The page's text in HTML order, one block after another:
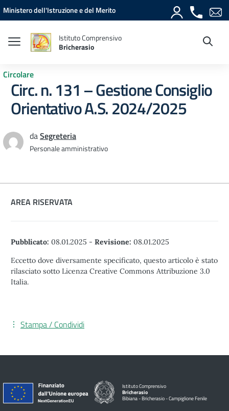
Vai ai contenuti
Vai al menu di navigazione
Vai al footer
Ministero dell'Istruzione e del Merito
Istituto Comprensivo
Bricherasio
Circolare
Circ. n. 131 – Gestione Consiglio
Orientativo A.S. 2024/2025
daSegreteria
Personale amministrativo
AREA RISERVATA
Pubblicato: 08.01.2025 - Revisione: 08.01.2025
Eccetto dove diversamente specificato, questo articolo è stato
rilasciato sotto Licenza Creative Commons Attribuzione 3.0
Italia.
Stampa / Condividi
Istituto Comprensivo
Bricherasio
Bibiana - Bricherasio - Campiglione Fenile